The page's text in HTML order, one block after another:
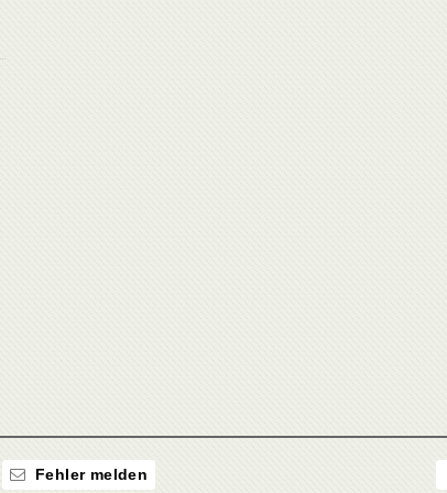
Fehler melden